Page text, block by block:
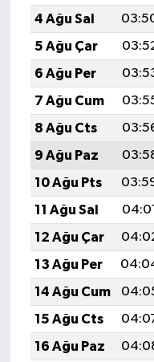
4 Ağu Sal
5 Ağu Çar
6 Ağu Per
7 Ağu Cum
8 Ağu Cts
9 Ağu Paz
10 Ağu Pts
11 Ağu Sal
04:01
12 Ağu Çar
13 Ağu Per
14 Ağu Cum
15 Ağu Cts
16 Ağu Paz